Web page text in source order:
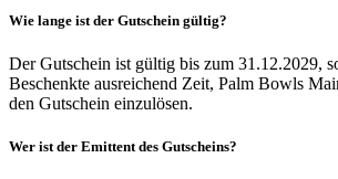
Wie lange ist der Gutschein gültig?
Der Gutschein ist gültig bis zum 31.12.2029,
Beschenkte ausreichend Zeit, Palm Bowls
den Gutschein einzulösen.
Wer ist der Emittent des Gutscheins?